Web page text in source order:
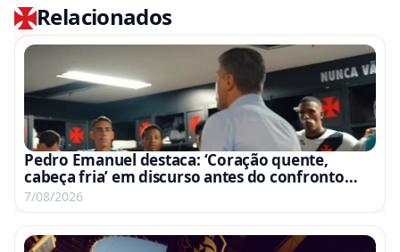
Relacionados
Pedro Emanuel destaca: ‘Coração quente,
cabeça fria’ em discurso antes do confronto
com o Fluminense
7/08/2026